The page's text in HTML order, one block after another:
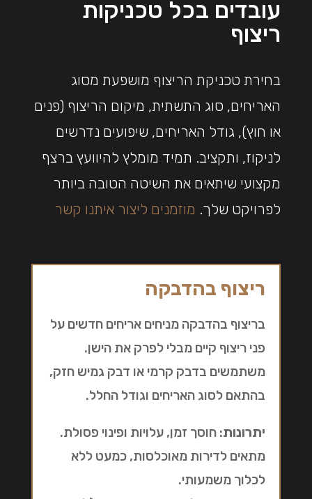
עובדים בכל טכניקות
ריצוף
בחירת טכניקת הריצוף מושפעת מסוג
האריחים, סוג התשתית, מיקום הריצוף (פנים
או חוץ), גודל האריחים, שיפועים נדרשים
לניקוז, ותקציב. תמיד מומלץ להיוועץ ברצף
מקצועי שיתאים את השיטה הטובה ביותר
לפרויקט שלך. מוזמנים ליצור איתנו קשר
ריצוף בהדבקה
בריצוף בהדבקה מניחים אריחים חדשים על
פני ריצוף קיים מבלי לפרק את הישן.
משתמשים בדבק קרמי או דבק גמיש חזק,
בהתאם לסוג האריחים וגודל החלל.
יתרונות: חוסך זמן, עלויות ופינוי פסולת.
מתאים לדירות מאוכלסות, כמעט ללא
לכלוך משמעותי.